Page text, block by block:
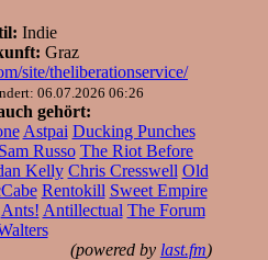
Indie
Graz
site/theliberationservice/
06.07.2026 06:26
gehört:
Astpai Ducking Punches
Sam Russo The Riot Before
Kelly Chris Cresswell Old
Rentokill Sweet Empire
Ants! Antillectual The Forum
(powered by last.fm)